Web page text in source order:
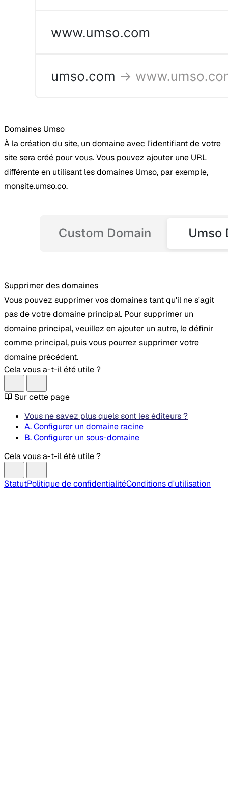
Domaines Umso
À la création du site, un domaine avec l'identifiant de votre
site sera créé pour vous. Vous pouvez ajouter une URL
différente en utilisant les domaines Umso, par exemple,
monsite.umso.co.
Supprimer des domaines
Vous pouvez supprimer vos domaines tant qu'il ne s'agit
pas de votre domaine principal. Pour supprimer un
domaine principal, veuillez en ajouter un autre, le définir
comme principal, puis vous pourrez supprimer votre
domaine précédent.
Cela vous a-t-il été utile ?
Sur cette page
Vous ne savez plus quels sont les éditeurs ?
A. Configurer un domaine racine
B. Configurer un sous-domaine
Cela vous a-t-il été utile ?
StatutPolitique de confidentialitéConditions d'utilisation